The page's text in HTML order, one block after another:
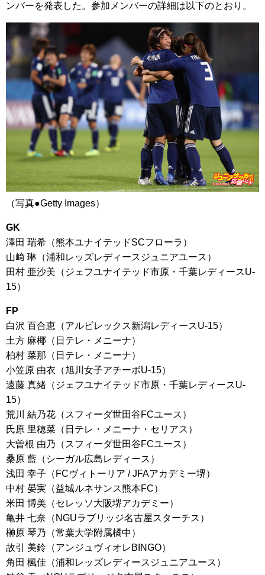
ンバーを発表した。参加メンバーの詳細は以下のとおり。
（写真●Getty Images）
GK
澤田 瑞希（熊本ユナイテッドSCフローラ）
山﨑 琳（浦和レッズレディースジュニアユース）
田村 亜沙美（ジェフユナイテッド市原・千葉レディースU-
15）
FP
白沢 百合恵（アルビレックス新潟レディースU-15）
土方 麻椰（日テレ・メニーナ）
柏村 菜那（日テレ・メニーナ）
小笠原 由衣（旭川女子アチーボU-15）
遠藤 真緒（ジェフユナイテッド市原・千葉レディースU-
15）
荒川 結乃花（スフィーダ世田谷FCユース）
氏原 里穂菜（日テレ・メニーナ・セリアス）
大曽根 由乃（スフィーダ世田谷FCユース）
桑原 藍（シーガル広島レディース）
浅田 幸子（FCヴィトーリア / JFAアカデミー堺）
中村 晏実（益城ルネサンス熊本FC）
米田 博美（セレッソ大阪堺アカデミー）
亀井 七奈（NGUラブリッジ名古屋スターチス）
榊原 琴乃（常葉大学附属橘中）
故引 美鈴（アンジュヴィオレBINGO）
角田 楓佳（浦和レッズレディースジュニアユース）